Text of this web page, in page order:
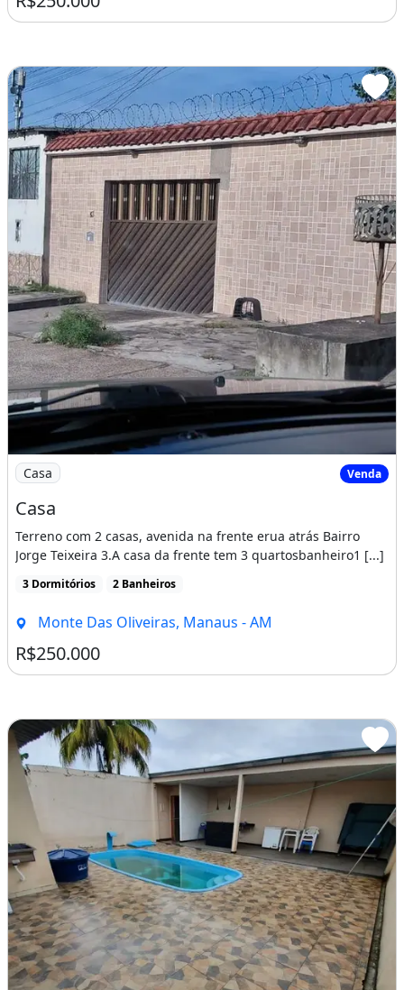
Imagem: Casa
Casa Venda
Casa
Terreno com 2 casas, avenida na frente erua atrás Bairro
Jorge Teixeira 3.A casa da frente tem 3 quartosbanheiro1 [...]
3 Dormitórios 2 Banheiros
Monte Das Oliveiras, Manaus - AM
R$250.000